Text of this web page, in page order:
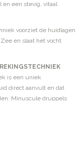
en een stevig, vitaal
voorziet de huidlagen
en slaat het vocht
is een uniek
direct aanvult en dat
Minuscule druppels
Om de huid nog meer te